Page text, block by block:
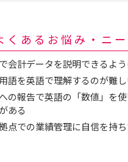
くあるお悩み・ニー
会計データを説明できるよ
語を英語で理解するのが難
の報告で英語の「数値」を
ある
点での業績管理に自信を持